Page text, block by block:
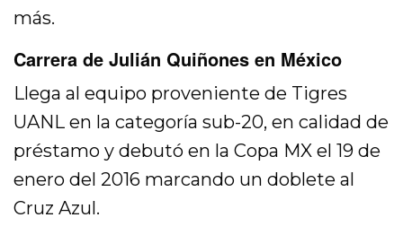
más.
Carrera de Julián Quiñones en México
Llega al equipo proveniente de Tigres
UANL en la categoría sub-20, en calidad de
préstamo y debutó en la Copa MX el 19 de
enero del 2016 marcando un doblete al
Cruz Azul.